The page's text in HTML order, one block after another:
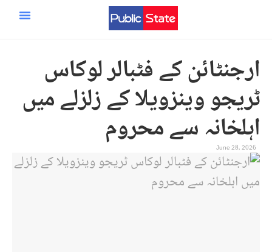
ارجنٹائن کے فٹبالر لوکاس
ٹریجو وینزویلا کے زلزلے میں
اہلخانہ سے محروم
June 28, 2026